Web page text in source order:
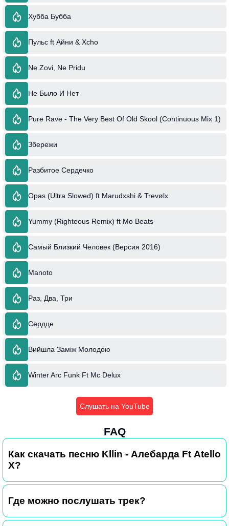
Хубба Бубба
Пульс ft Айни & Xcho
Ne Zovi, Ne Pridu
Не Было И Нет
Pure Rave - The Very Best Of Old Skool (Continuous Mix 1)
Збережи
Разбитое Сердечко
Opas (Ultra Slowed) ft Marudxshi & Trevølx
Yummy (Righteous Remix) ft Mo Beats
Самый Близкий Человек (Версия 2016)
Manoto
Раз, Два, Три
Сердце
Вийшла Заміж Молодою
Winter Arc Funk Ft Mc Delux
Слушать на YouTube
FAQ
Как скачать песню Kllin - Алебарда Ft Atello
X?
Где можно послушать трек?